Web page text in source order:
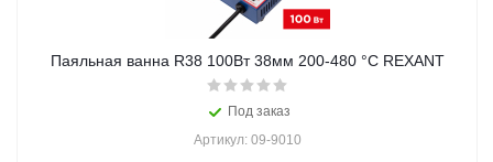
Паяльная ванна R38 100Вт 38мм 200-480 °C REXANT
Под заказ
Артикул: 09-9010